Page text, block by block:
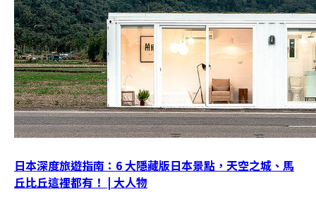
日本深度旅遊指南：6 大隱藏版日本景點，天空之城、馬
丘比丘這裡都有！ | 大人物